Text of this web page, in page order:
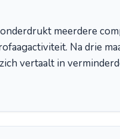
meerdere
Na drie
vertaalt in